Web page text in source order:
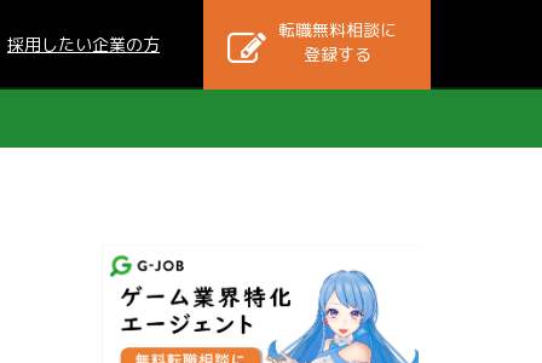
採用したい企業の方
転職無料相談に
登録する